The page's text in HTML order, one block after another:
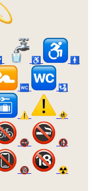
♿ 🚹
🚾 🛂
⚠️ 🚸
🚭 🚯
🔞 ☢️